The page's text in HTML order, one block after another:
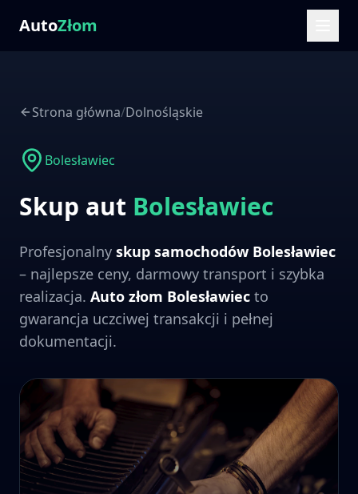
AutoZłom
Strona główna/Dolnośląskie
Bolesławiec
Skup aut Bolesławiec
Profesjonalny skup samochodów Bolesławiec
– najlepsze ceny, darmowy transport i szybka
realizacja. Auto złom Bolesławiec to
gwarancja uczciwej transakcji i pełnej
dokumentacji.